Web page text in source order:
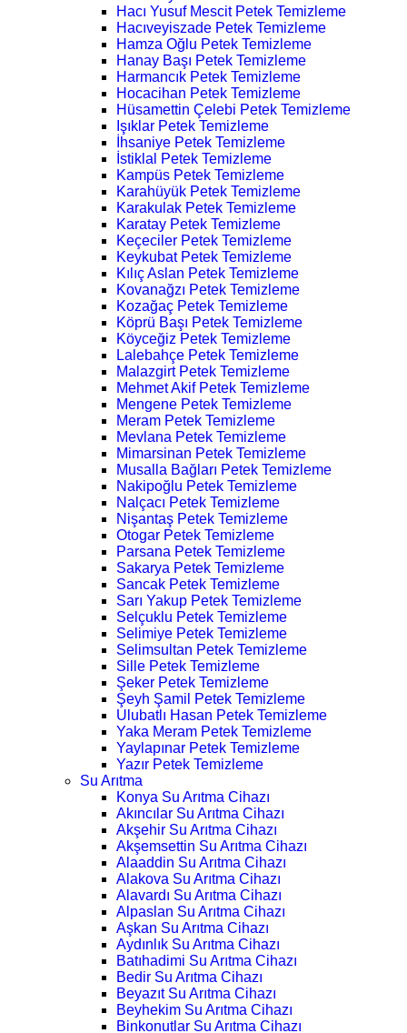
Hacı Yusuf Mescit Petek Temizleme
Hacıveyiszade Petek Temizleme
Hamza Oğlu Petek Temizleme
Hanay Başı Petek Temizleme
Harmancık Petek Temizleme
Hocacihan Petek Temizleme
Hüsamettin Çelebi Petek Temizleme
Işıklar Petek Temizleme
İhsaniye Petek Temizleme
İstiklal Petek Temizleme
Kampüs Petek Temizleme
Karahüyük Petek Temizleme
Karakulak Petek Temizleme
Karatay Petek Temizleme
Keçeciler Petek Temizleme
Keykubat Petek Temizleme
Kılıç Aslan Petek Temizleme
Kovanağzı Petek Temizleme
Kozağaç Petek Temizleme
Köprü Başı Petek Temizleme
Köyceğiz Petek Temizleme
Lalebahçe Petek Temizleme
Malazgirt Petek Temizleme
Mehmet Akif Petek Temizleme
Mengene Petek Temizleme
Meram Petek Temizleme
Mevlana Petek Temizleme
Mimarsinan Petek Temizleme
Musalla Bağları Petek Temizleme
Nakipoğlu Petek Temizleme
Nalçacı Petek Temizleme
Nişantaş Petek Temizleme
Otogar Petek Temizleme
Parsana Petek Temizleme
Sakarya Petek Temizleme
Sancak Petek Temizleme
Sarı Yakup Petek Temizleme
Selçuklu Petek Temizleme
Selimiye Petek Temizleme
Selimsultan Petek Temizleme
Sille Petek Temizleme
Şeker Petek Temizleme
Şeyh Şamil Petek Temizleme
Ulubatlı Hasan Petek Temizleme
Yaka Meram Petek Temizleme
Yaylapınar Petek Temizleme
Yazır Petek Temizleme
Su Arıtma
Konya Su Arıtma Cihazı
Akıncılar Su Arıtma Cihazı
Akşehir Su Arıtma Cihazı
Akşemsettin Su Arıtma Cihazı
Alaaddin Su Arıtma Cihazı
Alakova Su Arıtma Cihazı
Alavardı Su Arıtma Cihazı
Alpaslan Su Arıtma Cihazı
Aşkan Su Arıtma Cihazı
Aydınlık Su Arıtma Cihazı
Batıhadimi Su Arıtma Cihazı
Bedir Su Arıtma Cihazı
Beyazıt Su Arıtma Cihazı
Beyhekim Su Arıtma Cihazı
Binkonutlar Su Arıtma Cihazı